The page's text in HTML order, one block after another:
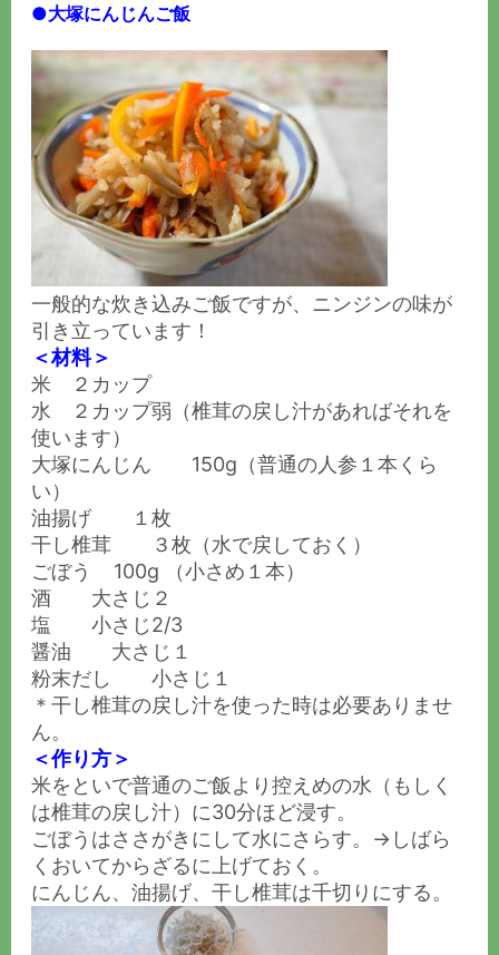
●大塚にんじんご飯
一般的な炊き込みご飯ですが、ニンジンの味が
引き立っています！
＜材料＞
米 ２カップ
水 ２カップ弱（椎茸の戻し汁があればそれを
使います）
大塚にんじん 150g（普通の人参１本くら
い）
油揚げ １枚
干し椎茸 ３枚（水で戻しておく）
ごぼう
100g （小さめ１本）
酒 大さじ２
塩 小さじ2/3
醤油 大さじ１
粉末だし 小さじ１
＊干し椎茸の戻し汁を使った時は必要ありませ
ん。
＜作り方＞
米をといで普通のご飯より控えめの水（もしく
は椎茸の戻し汁）に30分ほど浸す。
ごぼうはささがきにして水にさらす。→しばら
くおいてからざるに上げておく。
にんじん、油揚げ、干し椎茸は千切りにする。